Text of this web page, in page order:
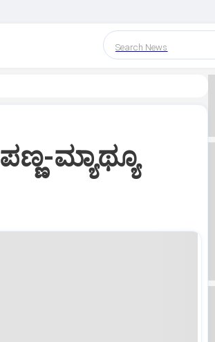
Search News
ಮ್ಯಾಥ್ಯೂ